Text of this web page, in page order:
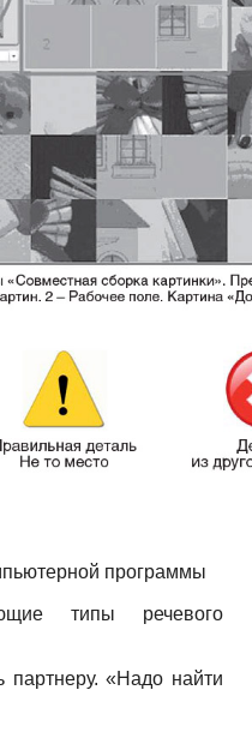
программы
типы речевого
«Надо найти